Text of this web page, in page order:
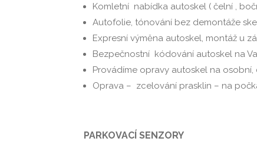
Komletní nabídka autoskel ( čelní ,
Autofolie, tónování bez demontáže
Expresní výměna autoskel, montáž u
Bezpečnostní kódování autoskel na
Provádíme opravy autoskel na osobní,
Oprava – zcelování prasklin – na
PARKOVACÍ SENZORY